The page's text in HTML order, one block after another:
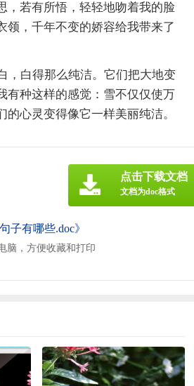
，若有所悟，轻轻地吻着我的脸
领，千年不变的娇容给我带来了
，白得那么纯洁。它们把大地变
有种这样的感觉：雪不仅仅使万
的心灵变得像它一样美丽纯洁。
子有哪些.doc》
脑，方便收藏和打印
点击下载文档
文档为doc格式